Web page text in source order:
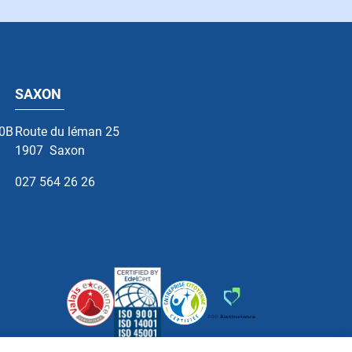
SAXON
Route du léman 25
1907 Saxon
027 564 26 26